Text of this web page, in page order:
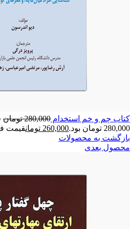
کتاب چم ‌و خم استخدام 280,000 تومان
280,000 تومان بود.
260,000 تومانقیمت فعلی:
بازگشت به محصولات
محصول بعدی